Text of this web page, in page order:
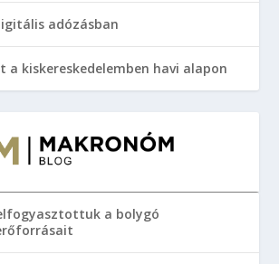
adózásban
a kiskereskedelemben havi alapon
a bolygó